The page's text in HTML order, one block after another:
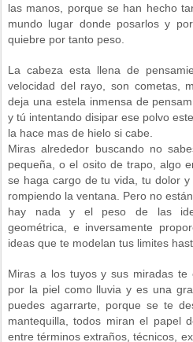
las manos, porque se han hecho
mundo lugar donde posarlos y
quiebre por tanto peso.
La cabeza esta llena de
velocidad del rayo, son cometas,
deja una estela inmensa de
y tú intentando disipar ese polvo
la hace mas de hielo si cabe.
Miras alrededor buscando no
pequeña, o el osito de trapo, algo
se haga cargo de tu vida, tu dolor
rompiendo la ventana. Pero no
hay nada y el peso de las
geométrica, e inversamente
ideas que te modelan tus limites
Miras a los tuyos y sus miradas te
por la piel como lluvia y es una
puedes agarrarte, porque se te
mantequilla, todos miran el papel
entre términos extraños, técnicos,